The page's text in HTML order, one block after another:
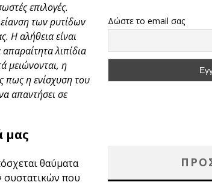
επιλογές.
των ρυτίδων
Η αλήθεια είναι
λιπίδια
μειώνονται, η
πως η ενίσχυση του
απαντήσει σε
μας
θαύματα
συστατικών που
Δώστε το email σας